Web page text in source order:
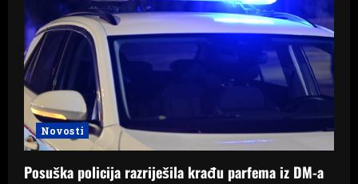
Novosti
Posuška policija razriješila krađu parfema iz DM-a